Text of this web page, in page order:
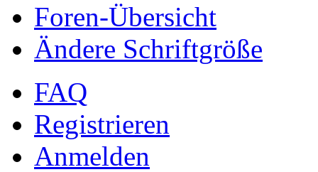
Foren-Übersicht
Ändere Schriftgröße
FAQ
Registrieren
Anmelden